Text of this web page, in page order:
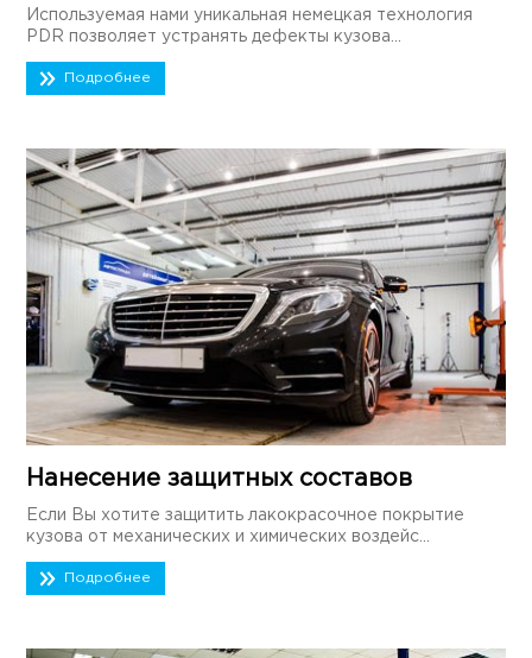
Используемая нами уникальная немецкая технология
PDR позволяет устранять дефекты кузова...
Подробнее
Нанесение защитных составов
Если Вы хотите защитить лакокрасочное покрытие
кузова от механических и химических воздейс...
Подробнее